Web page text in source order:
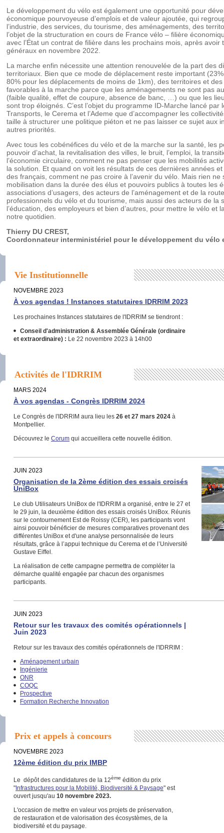
Le développement du vélo est également une opportunité pour
économique pourvoyeuse d’emplois et de valeur ajoutée, qui
l’industrie, des services, du tourisme, des aménagements, des
l’objet de la structuration en cours de France vélo – filière
avec l’État un contrat de filière dans les prochains mois, après avoir
généraux en novembre 2022.
La marche enfin nécessite une attention renouvelée de la part des
territoriaux. Bien que ce mode de déplacement reste important
80% pour les déplacements de moins de 1km), des territoires et
favorables à la marche parce que les aménagements ne sont pas
(faible qualité, effet de coupure, absence de banc, …) ou que les
sont trop éloignés. C’est l’objet du programme ID-Marche lancé par
Transports, le Cerema et l’Ademe que d’accompagner les
taille à structurer une politique piéton et ne pas laisser ce sujet aux
autres priorités.
Avec tous les cobénéfices du vélo et de la marche sur la santé, les
pouvoir d’achat, la revitalisation des villes, le bruit, l’emploi, la
l’économie circulaire, comment ne pas penser que les mobilités
la solution. Et quand on voit les résultats de ces dernières années et
des français, comment ne pas croire à l’avenir du vélo. Mais rien ne
mobilisation dans la durée des élus et pouvoirs publics à toutes les
associations d’usagers, des acteurs de l’aménagement et de la
professionnels du vélo et du tourisme, mais aussi des acteurs de la
l’éducation, des employeurs et bien d’autres, pour mettre le vélo et
notre quotidien.
Thierry DU CREST,
Coordonnateur interministériel pour le développement du vélo
Vie Institutionnelle
NOVEMBRE 2023
À vos agendas ! Instances statutaires IDRRIM 2023
Les prochaines Instances statutaires de l'IDRRIM se tiendront :
Conseil d'administration & Assemblée Générale (ordinaire
et extraordinaire) : Le 22 novembre 2023 à 14h00
Activités de l'IDRRIM
MARS 2024
À vos agendas - Congrès IDRRIM 2024
Le Congrès de l'IDRRIM aura lieu les 26 et 27 mars 2024 à
Montpellier.
Découvrez le Corum qui accueillera cette nouvelle édition.
JUIN 2023
Organisation de la 2ème édition des essais croisés
UniBox
Le club Utilisateurs UniBox de l'IDRRIM a organisé, entre le 27 et
le 29 juin, la deuxième édition des essais croisés UniBox. Réunis
sur le contournement Est de Roissy (CER), les participants vont
ainsi pouvoir bénéficier de mesures comparatives provenant des
différentes UniBox et d'une analyse personnalisée de leurs
résultats, grâce à l’appui technique du Cerema et de l’Université
Gustave Eiffel.
La réalisation de cette campagne permettra de compléter la
démarche qualité engagée par chacun des organismes
participants.
JUIN 2023
Retour sur les travaux des comités opérationnels |
Juin 2023
Retour sur les travaux des comités opérationnels de l'IDRRIM :
Aménagement urbain
Ingénierie
ONR
COQC
Prospective
Formation Recherche Innovation
Prix et appels à concours
NOVEMBRE 2023
12ème édition du prix IMBP
Le dépôt des candidatures de la 12ème édition du prix
" Infrastructures pour la Mobilité, Biodiversité & Paysage" est
ouvert jusqu'au 10 novembre 2023.
L'occasion de mettre en valeur vos projets de préservation,
de restauration et de valorisation des écosystèmes, de la
biodiversité et du paysage.